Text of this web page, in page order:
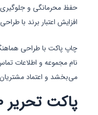
حفظ محرمانگی و جلوگیری
افزایش اعتبار برند با
چاپ پاکت با طراحی
نام مجموعه و اطلاعات
می‌بخشد و اعتماد
پاکت تحریر 80 گرم